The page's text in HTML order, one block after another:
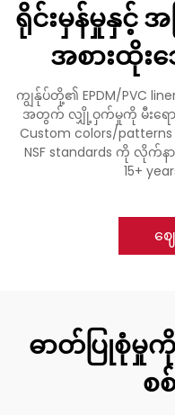
ရိုင်းမှန်မှုနှင့်
အစားထိုးသ
ကျွန်ုပ်တို့၏ EPDM/PVC
အတွက် လျှို့ဝှက်မှုကို မီးရော
Custom colors/
NSF standards ကို လိုက်န
15+
ဈ
ဓာတ်ပြုစုံမှု
စ